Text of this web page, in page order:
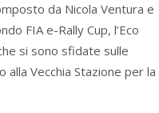
da Nicola Ventura e
FIA e-Rally Cup, l’Eco
si sono sfidate sulle
Vecchia Stazione per la